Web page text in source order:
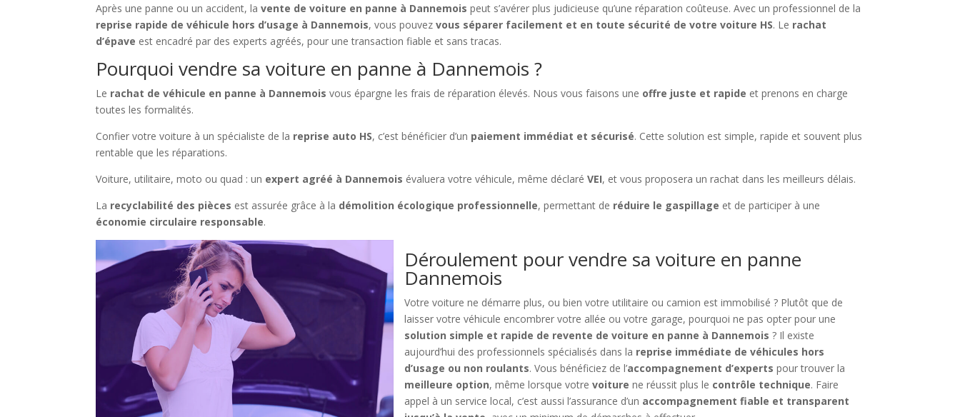
Après une panne ou un accident, lavente de voiture en panne à Dannemois peut s’avérer plus judicieuse qu’une réparation coûteuse. Avec un professionnel de la
reprise rapide de véhicule hors d’usage à Dannemois, vous pouvezvous séparer facilement et en toute sécurité de votre voiture HS. Le rachat
d’épave est encadré par des experts agréés, pour une transaction fiable et sans tracas.
Pourquoi vendre sa voiture en panne à Dannemois ?
Le rachat de véhicule en panne à Dannemois vous épargne les frais de réparation élevés. Nous vous faisons une offre juste et rapide et prenons en charge
toutes les formalités.
Confier votre voiture à un spécialiste de la reprise auto HS, c’est bénéficier d’un paiement immédiat et sécurisé. Cette solution est simple, rapide et souvent plus
rentable que les réparations.
Voiture, utilitaire, moto ou quad : un expert agréé à Dannemois évaluera votre véhicule, même déclaréVEI, et vous proposera un rachat dans les meilleurs délais.
La recyclabilité des pièces est assurée grâce à la démolition écologique professionnelle, permettant de réduire le gaspillage et de participer à une
économie circulaire responsable.
Déroulement pour vendre sa voiture en panne
Dannemois
Votre voiture ne démarre plus, ou bien votre utilitaire ou camion est immobilisé ? Plutôt que de
laisser votre véhicule encombrer votre allée ou votre garage, pourquoi ne pas opter pour une
solution simple et rapide de revente de voiture en panne à Dannemois ? Il existe
aujourd’hui des professionnels spécialisés dans la reprise immédiate de véhicules hors
d’usage ou non roulants. Vous bénéficiez de l’accompagnement d’experts pour trouver la
meilleure option, même lorsque votrevoiture ne réussit plus le contrôle technique. Faire
appel à un service local, c’est aussi l’assurance d’un accompagnement fiable et transparent